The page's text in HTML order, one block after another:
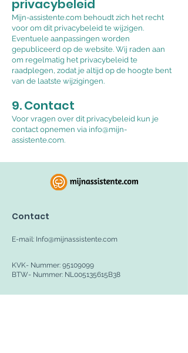
privacybeleid
Mijn-assistente.com behoudt zich het recht
voor om dit privacybeleid te wijzigen.
Eventuele aanpassingen worden
gepubliceerd op de website. Wij raden aan
om regelmatig het privacybeleid te
raadplegen, zodat je altijd op de hoogte bent
van de laatste wijzigingen.
9. Contact
Voor vragen over dit privacybeleid kun je
contact opnemen via info@mijn-
assistente.com.
Contact
E-mail: Info@mijnassistente.com
KVK- Nummer: 95109099
BTW- Nummer: NL005135615B38